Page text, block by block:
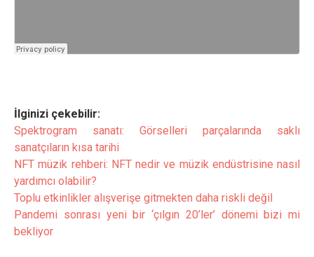
İlginizi çekebilir:
Spektrogram sanatı: Görselleri parçalarında saklı
sanatçıların kısa tarihi
NFT müzik rehberi: NFT nedir ve müzik endüstrisine nasıl
yardımcı olabilir?
Toplu etkinlikler alışverişe gitmekten daha riskli değil
Pandemi sonrası yeni bir ‘çılgın 20’ler’ dönemi bizi mi
bekliyor